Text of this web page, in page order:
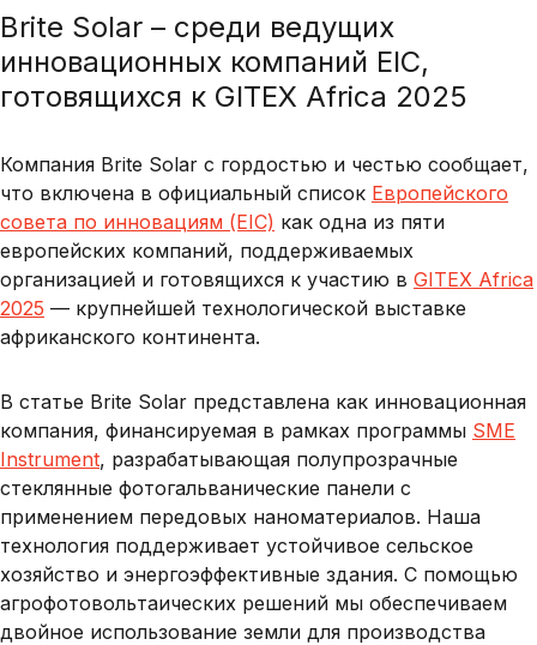
Brite Solar – среди ведущих
инновационных компаний EIC,
готовящихся к GITEX Africa 2025
Компания Brite Solar с гордостью и честью сообщает,
что включена в официальный список Европейского
совета по инновациям (EIC) как одна из пяти
европейских компаний, поддерживаемых
организацией и готовящихся к участию в GITEX Africa
2025 — крупнейшей технологической выставке
африканского континента.
В статье Brite Solar представлена как инновационная
компания, финансируемая в рамках программы SME
Instrument, разрабатывающая полупрозрачные
стеклянные фотогальванические панели с
применением передовых наноматериалов. Наша
технология поддерживает устойчивое сельское
хозяйство и энергоэффективные здания. С помощью
агрофотовольтаических решений мы обеспечиваем
двойное использование земли для производства